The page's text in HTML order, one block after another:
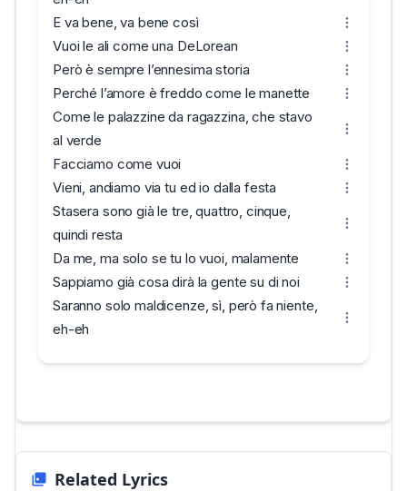
E va bene, va bene così
Vuoi le ali come una DeLorean
Però è sempre l’ennesima storia
Perché l’amore è freddo come le manette
Come le palazzine da ragazzina, che stavo
al verde
Facciamo come vuoi
Vieni, andiamo via tu ed io dalla festa
Stasera sono già le tre, quattro, cinque,
quindi resta
Da me, ma solo se tu lo vuoi, malamente
Sappiamo già cosa dirà la gente su di noi
Saranno solo maldicenze, sì, però fa niente,
eh-eh
Related Lyrics